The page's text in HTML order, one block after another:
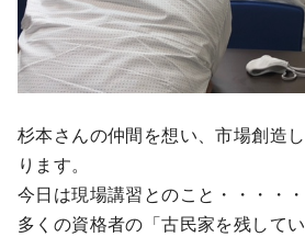
杉本さんの仲間を想い、市場創造
ります。
今日は現場講習とのこと・・・・・
多くの資格者の「古民家を残して